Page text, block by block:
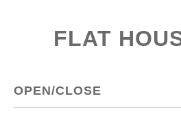
FLAT
OPEN/CLOSE